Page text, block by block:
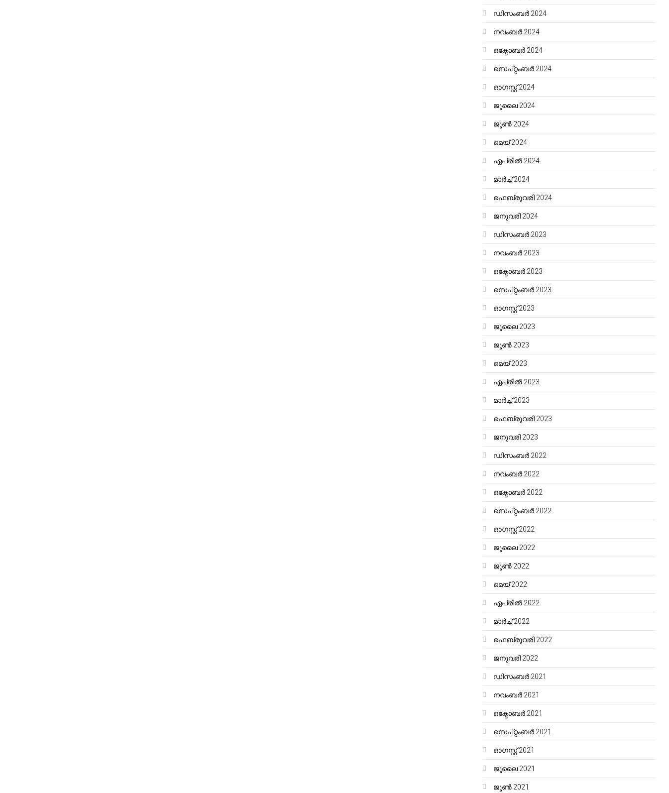
ഡിസംബർ 2024
നവംബർ 2024
ഒക്ടോബർ 2024
സെപ്റ്റംബർ 2024
ഓഗസ്റ്റ്‌ 2024
ജൂലൈ 2024
ജൂൺ 2024
മെയ്‌ 2024
ഏപ്രിൽ 2024
മാർച്ച്‌ 2024
ഫെബ്രുവരി 2024
ജനുവരി 2024
ഡിസംബർ 2023
നവംബർ 2023
ഒക്ടോബർ 2023
സെപ്റ്റംബർ 2023
ഓഗസ്റ്റ്‌ 2023
ജൂലൈ 2023
ജൂൺ 2023
മെയ്‌ 2023
ഏപ്രിൽ 2023
മാർച്ച്‌ 2023
ഫെബ്രുവരി 2023
ജനുവരി 2023
ഡിസംബർ 2022
നവംബർ 2022
ഒക്ടോബർ 2022
സെപ്റ്റംബർ 2022
ഓഗസ്റ്റ്‌ 2022
ജൂലൈ 2022
ജൂൺ 2022
മെയ്‌ 2022
ഏപ്രിൽ 2022
മാർച്ച്‌ 2022
ഫെബ്രുവരി 2022
ജനുവരി 2022
ഡിസംബർ 2021
നവംബർ 2021
ഒക്ടോബർ 2021
സെപ്റ്റംബർ 2021
ഓഗസ്റ്റ്‌ 2021
ജൂലൈ 2021
ജൂൺ 2021